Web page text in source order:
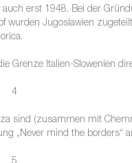
auch erst 1948. Bei der
wurden Jugoslawien
Grenze Italien-Slowenien
4
sind (zusammen mit
„Never mind the borders“